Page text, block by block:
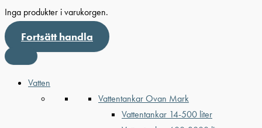
Inga produkter i varukorgen.
Fortsätt handla
Vatten
Vattentankar Ovan Mark
Vattentankar 14-500 liter